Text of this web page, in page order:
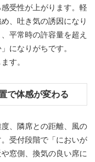
受性が上がります。軽
、吐き気の誘因になり
平常時の許容量を超え
になりがちです。
す。
で体感が変わる
、隣席との距離、風の
受付段階で「においが
窓側、換気の良い席に